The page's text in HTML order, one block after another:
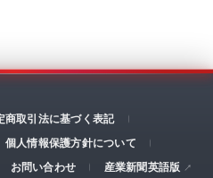
商取引法に基づく表記
個人情報保護方針について
お問い合わせ 産業新聞英語版